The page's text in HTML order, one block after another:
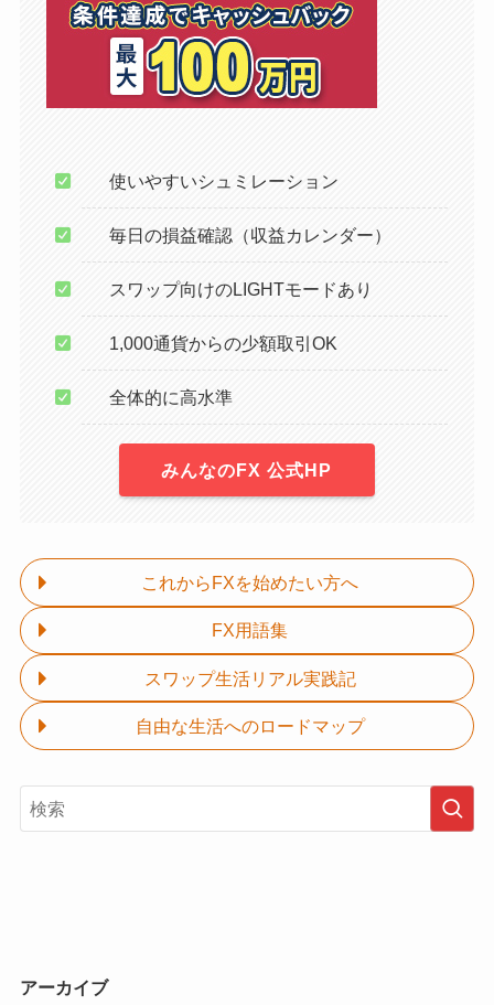
使いやすいシュミレーション
毎日の損益確認（収益カレンダー）
スワップ向けのLIGHTモードあり
1,000通貨からの少額取引OK
全体的に高水準
みんなのFX 公式HP
これからFXを始めたい方へ
FX用語集
スワップ生活リアル実践記
自由な生活へのロードマップ
アーカイブ